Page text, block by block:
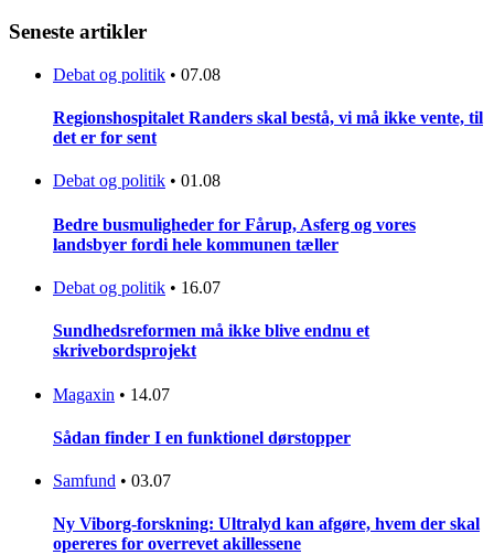
Seneste artikler
Debat og politik • 07.08
Regionshospitalet Randers skal bestå, vi må ikke vente, til
det er for sent
Debat og politik • 01.08
Bedre busmuligheder for Fårup, Asferg og vores
landsbyer fordi hele kommunen tæller
Debat og politik • 16.07
Sundhedsreformen må ikke blive endnu et
skrivebordsprojekt
Magaxin • 14.07
Sådan finder I en funktionel dørstopper
Samfund • 03.07
Ny Viborg-forskning: Ultralyd kan afgøre, hvem der skal
opereres for overrevet akillessene